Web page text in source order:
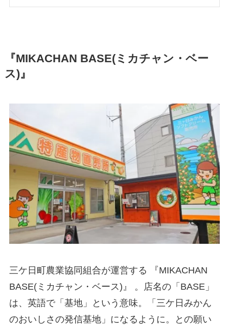
『MIKACHAN BASE(ミカチャン・ベー
ス)』
三ケ日町農業協同組合が運営する 『MIKACHAN
BASE(ミカチャン・ベース)』 。店名の「BASE」
は、英語で「基地」という意味。「三ケ日みかん
のおいしさの発信基地」になるように。との願い